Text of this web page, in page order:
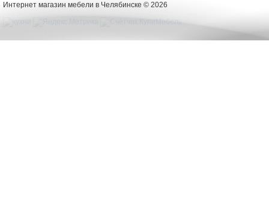
Интернет магазин мебели в Челябинске © 2026